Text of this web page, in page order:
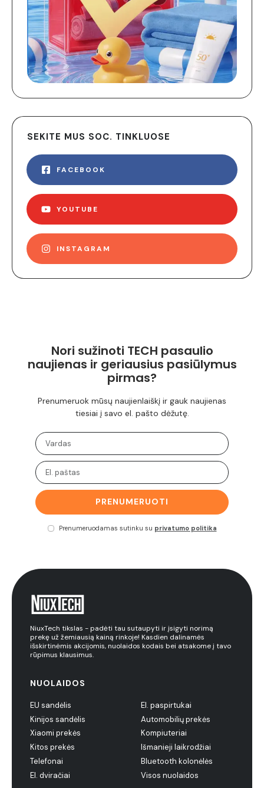
SEKITE MUS SOC. TINKLUOSE
FACEBOOK
YOUTUBE
INSTAGRAM
Nori sužinoti TECH pasaulio
naujienas ir geriausius pasiūlymus
pirmas?
Prenumeruok mūsų naujienlaiškį ir gauk naujienas
tiesiai į savo el. pašto dėžutę.
PRENUMERUOTI
Prenumeruodamas sutinku su privatumo politika
NiuxTech tikslas - padėti tau sutaupyti ir įsigyti norimą
prekę už žemiausią kainą rinkoje! Kasdien dalinamės
išskirtinėmis akcijomis, nuolaidos kodais bei atsakome į tavo
rūpimus klausimus.
NUOLAIDOS
EU sandėlis
Kinijos sandėlis
Xiaomi prekės
Kitos prekės
Telefonai
El. dviračiai
El. paspirtukai
Automobilių prekės
Kompiuteriai
Išmanieji laikrodžiai
Bluetooth kolonėlės
Visos nuolaidos